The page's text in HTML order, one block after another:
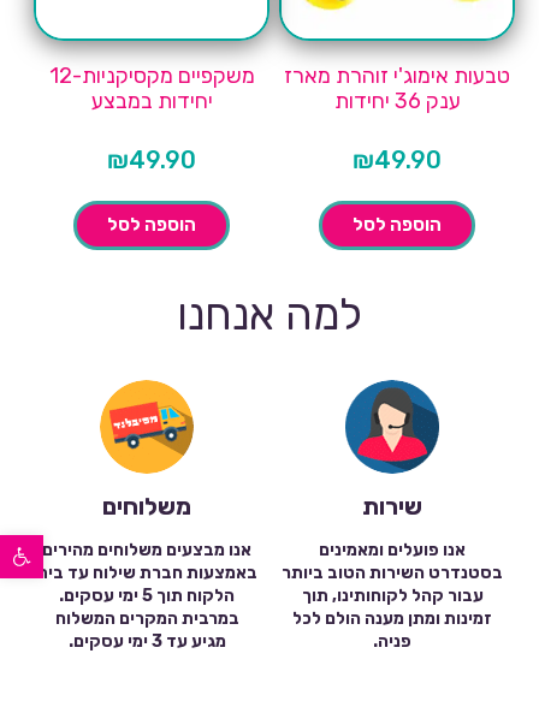
פתח סרגל נגישות
טבעות אימוג'י זוהרת מארז
ענק 36 יחידות
₪49.90
הוספה לסל
משקפיים מקסיקניות-12
יחידות במבצע
₪49.90
הוספה לסל
למה אנחנו
שירות
אנו פועלים ומאמינים
בסטנדרט השירות הטוב ביותר
עבור קהל לקוחותינו, תוך
זמינות ומתן מענה הולם לכל
פניה.
משלוחים
אנו מבצעים משלוחים מהירים
באמצעות חברת שילוח עד בית
הלקוח תוך 5 ימי עסקים.
במרבית המקרים המשלוח
מגיע עד 3 ימי עסקים.